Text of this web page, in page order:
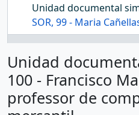
Unidad documental
SOR, 99 - Maria Cañellas serà la nova
Unidad documental
SOR, 100 - Francisco Martí serà el
Unidad documental
SOR, 101 - Teresa Miquel
Unidad
100 - Francisco
professor de